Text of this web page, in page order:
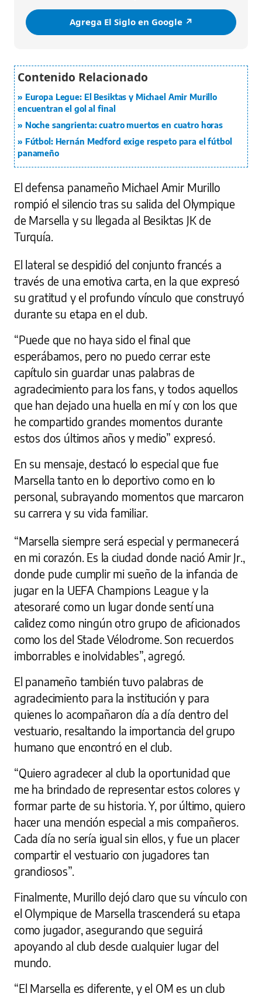
Agrega El Siglo en Google ↗️
Europa Legue: El Besiktas y Michael Amir Murillo
encuentran el gol al final
Noche sangrienta: cuatro muertos en cuatro horas
Fútbol: Hernán Medford exige respeto para el fútbol
panameño
El defensa panameño Michael Amir Murillo
rompió el silencio tras su salida del Olympique
de Marsella y su llegada al Besiktas JK de
Turquía.
El lateral se despidió del conjunto francés a
través de una emotiva carta, en la que expresó
su gratitud y el profundo vínculo que construyó
durante su etapa en el club.
“Puede que no haya sido el final que
esperábamos, pero no puedo cerrar este
capítulo sin guardar unas palabras de
agradecimiento para los fans, y todos aquellos
que han dejado una huella en mí y con los que
he compartido grandes momentos durante
estos dos últimos años y medio” expresó.
En su mensaje, destacó lo especial que fue
Marsella tanto en lo deportivo como en lo
personal, subrayando momentos que marcaron
su carrera y su vida familiar.
“Marsella siempre será especial y permanecerá
en mi corazón. Es la ciudad donde nació Amir Jr.,
donde pude cumplir mi sueño de la infancia de
jugar en la UEFA Champions League y la
atesoraré como un lugar donde sentí una
calidez como ningún otro grupo de aficionados
como los del Stade Vélodrome. Son recuerdos
imborrables e inolvidables”, agregó.
El panameño también tuvo palabras de
agradecimiento para la institución y para
quienes lo acompañaron día a día dentro del
vestuario, resaltando la importancia del grupo
humano que encontró en el club.
“Quiero agradecer al club la oportunidad que
me ha brindado de representar estos colores y
formar parte de su historia. Y, por último, quiero
hacer una mención especial a mis compañeros.
Cada día no sería igual sin ellos, y fue un placer
compartir el vestuario con jugadores tan
grandiosos”.
Finalmente, Murillo dejó claro que su vínculo con
el Olympique de Marsella trascenderá su etapa
como jugador, asegurando que seguirá
apoyando al club desde cualquier lugar del
mundo.
“El Marsella es diferente, y el OM es un club